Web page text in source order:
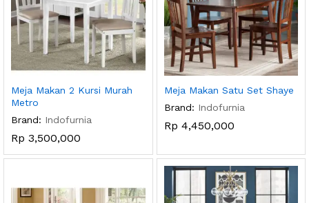
Meja Makan 2 Kursi Murah
Metro
Brand: Indofurnia
Rp 3,500,000
Meja Makan Satu Set Shaye
Brand: Indofurnia
Rp 4,450,000